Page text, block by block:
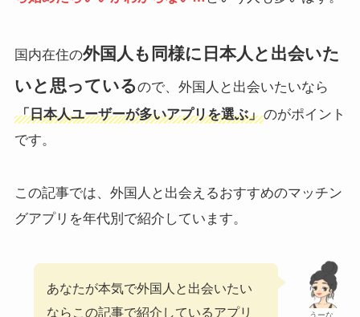
国内在住の外国人も同様に日本人と出会いた
いと思っているので、外国人と出会いたいなら
「日本人ユーザーが多いアプリを選ぶ」のがポイント
です。
この記事では、外国人と出会えるおすすめのマッチン
グアプリを年代別で紹介しています。
うーな
あなたが本気で外国人と出会いたい
ならこの記事で紹介しているアプリ